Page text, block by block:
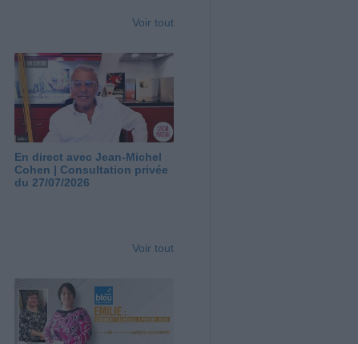
Voir tout
En direct avec Jean-Michel
Cohen | Consultation privée
du 27/07/2026
Voir tout